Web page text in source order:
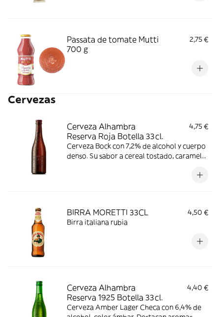
Passata de tomate Mutti
700 g
2,75 €
Cervezas
Cerveza Alhambra
Reserva Roja Botella 33cl.
4,75 €
Cerveza Bock con 7,2% de alcohol y cuerpo
denso. Su sabor a cereal tostado, caramelo
BIRRA MORETTI 33CL
4,50 €
Birra italiana rubia
Cerveza Alhambra
Reserva 1925 Botella 33cl.
4,40 €
Cerveza Amber Lager Checa con 6,4% de